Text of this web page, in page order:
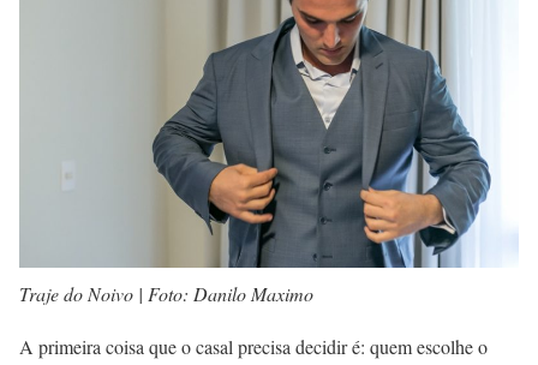
Traje do Noivo | Foto: Danilo Maximo
A primeira coisa que o casal precisa decidir é: quem escolhe o